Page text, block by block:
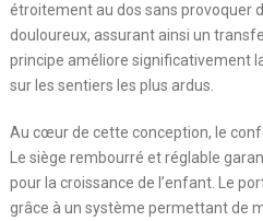
étroitement au dos sans provoquer
douloureux, assurant ainsi un
principe améliore significativement
sur les sentiers les plus ardus.
Au cœur de cette conception, le
Le siège rembourré et réglable
pour la croissance de l’enfant. Le
grâce à un système permettant de